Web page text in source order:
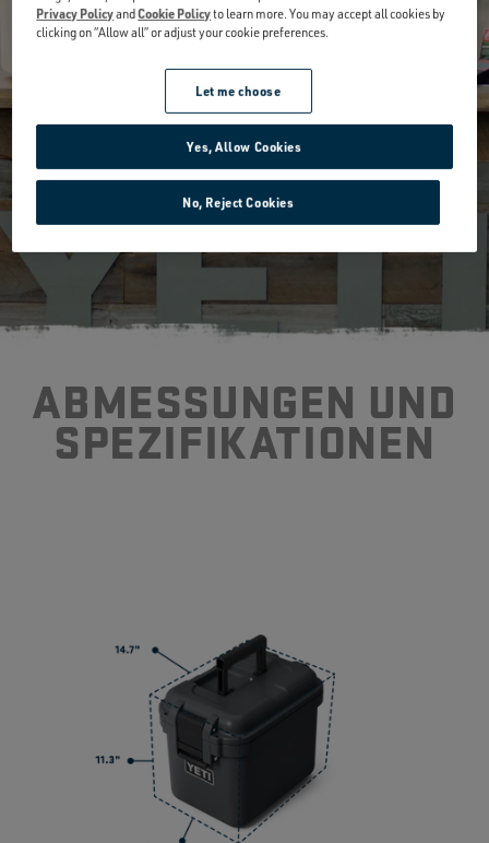
ABMESSUNGEN UND
SPEZIFIKATIONEN
Privacy PolicyandCookie Policyto learn more. You may accept all cookies by
clicking on “Allow all” or adjust your cookie preferences.
Let me choose
No, Reject Cookies
Yes, Allow Cookies